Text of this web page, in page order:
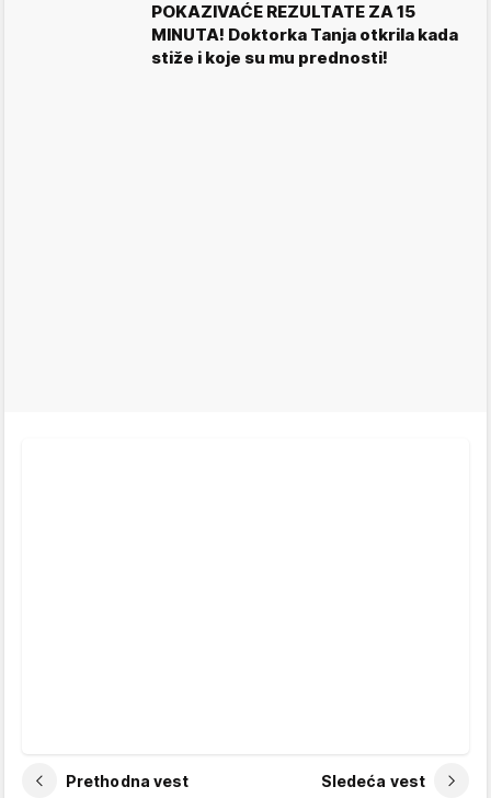
POKAZIVAĆE REZULTATE ZA 15
MINUTA! Doktorka Tanja otkrila kada
stiže i koje su mu prednosti!
Prethodna vest Sledeća vest